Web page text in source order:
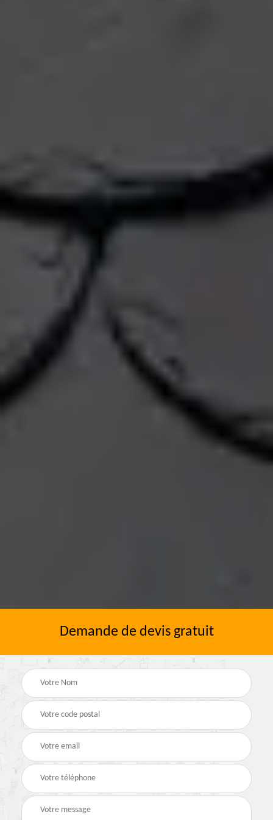
Demande de devis gratuit